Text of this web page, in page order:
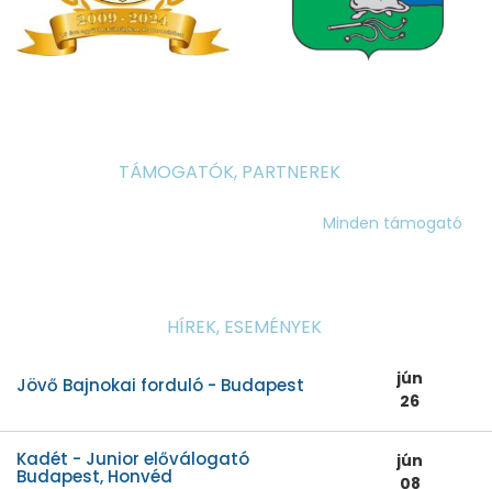
TÁMOGATÓK, PARTNEREK
Minden támogató
HÍREK, ESEMÉNYEK
Jövő Bajnokai forduló - Budapest
jún
26
Kadét - Junior előválogató
Budapest, Honvéd
jún
08